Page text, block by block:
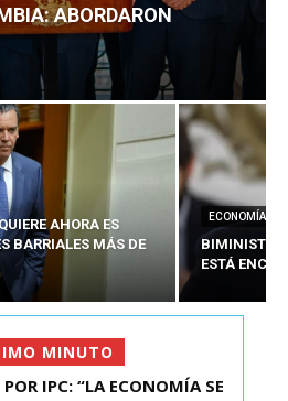
ABORDARON
AHORA ES
BARRIALES MÁS DE
ECONOMÍA
BIMINISTRO
ESTÁ
MINUTO
IPC: “LA ECONOMÍA SE